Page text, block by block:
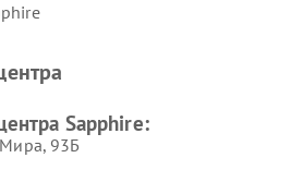
Sapphire:
93Б